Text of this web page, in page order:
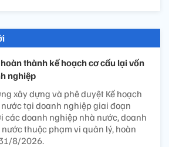
thành kế hoạch cơ cấu lại vốn
nghiệp
xây dựng và phê duyệt Kế hoạch
tại doanh nghiệp giai đoạn
các doanh nghiệp nhà nước, doanh
thuộc phạm vi quản lý, hoàn
8/2026.